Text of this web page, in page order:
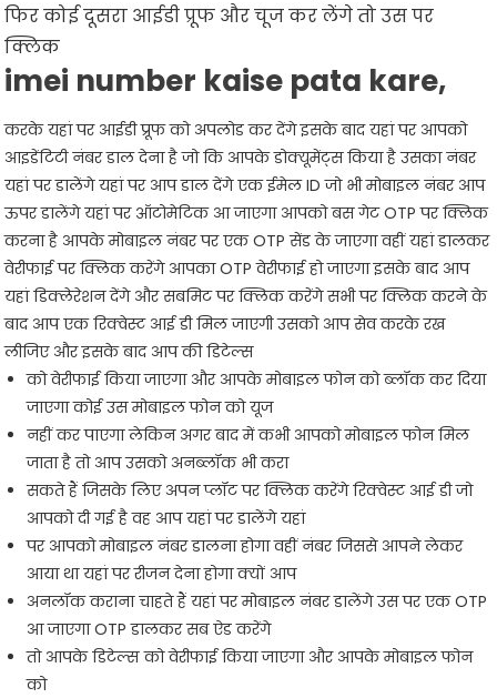
फिर कोई दूसरा आईडी प्रूफ और चूज कर लेंगे तो उस पर
क्लिक
imei number kaise pata kare,
करके यहां पर आईडी प्रूफ को अपलोड कर देंगे इसके बाद यहां पर आपको
आइडेंटिटी नंबर डाल देना है जो कि आपके डोक्यूमेंट्स किया है उसका नंबर
यहां पर डालेंगे यहां पर आप डाल देंगे एक ईमेल ID जो भी मोबाइल नंबर आप
ऊपर डालेंगे यहां पर ऑटोमेटिक आ जाएगा आपको बस गेट OTP पर क्लिक
करना है आपके मोबाइल नंबर पर एक OTP सेंड के जाएगा वहीं यहां डालकर
वेरीफाई पर क्लिक करेंगे आपका OTP वेरीफाई हो जाएगा इसके बाद आप
यहां डिक्लेरेशन देंगे और सबमिट पर क्लिक करेंगे सभी पर क्लिक करने के
बाद आप एक रिक्वेस्ट आई डी मिल जाएगी उसको आप सेव करके रख
लीजिए और इसके बाद आप की डिटेल्स
को वेरीफाई किया जाएगा और आपके मोबाइल फोन को ब्लॉक कर दिया
जाएगा कोई उस मोबाइल फोन को यूज
नहीं कर पाएगा लेकिन अगर बाद में कभी आपको मोबाइल फोन मिल
जाता है तो आप उसको अनब्लॉक भी करा
सकते हैं जिसके लिए अपन प्लॉट पर क्लिक करेंगे रिक्वेस्ट आई डी जो
आपको दी गई है वह आप यहां पर डालेंगे यहां
पर आपको मोबाइल नंबर डालना होगा वहीं नंबर जिससे आपने लेकर
आया था यहां पर रीजन देना होगा क्यों आप
अनलॉक कराना चाहते हैं यहां पर मोबाइल नंबर डालेंगे उस पर एक OTP
आ जाएगा OTP डालकर सब ऐड करेंगे
तो आपके डिटेल्स को वेरीफाई किया जाएगा और आपके मोबाइल फोन
को